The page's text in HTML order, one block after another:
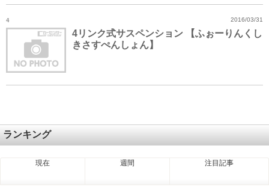
4 2016/03/31
4リンク式サスペンション 【ふぉーりんくし
きさすぺんしょん】
ランキング
現在 週間 注目記事